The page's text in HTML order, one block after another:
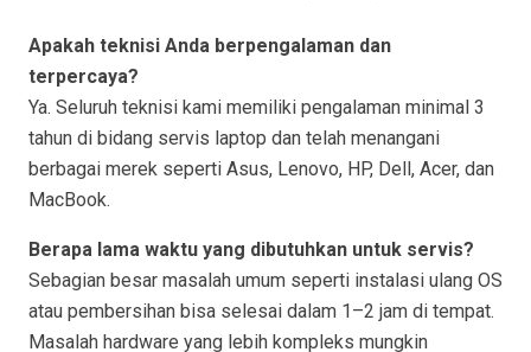
Apakah teknisi Anda berpengalaman dan
terpercaya?
Ya. Seluruh teknisi kami memiliki pengalaman minimal 3
tahun di bidang servis laptop dan telah menangani
berbagai merek seperti Asus, Lenovo, HP, Dell, Acer, dan
MacBook.
Berapa lama waktu yang dibutuhkan untuk servis?
Sebagian besar masalah umum seperti instalasi ulang OS
atau pembersihan bisa selesai dalam 1–2 jam di tempat.
Masalah hardware yang lebih kompleks mungkin